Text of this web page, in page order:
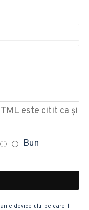
este citit ca şi
Bun
device-ului pe care il